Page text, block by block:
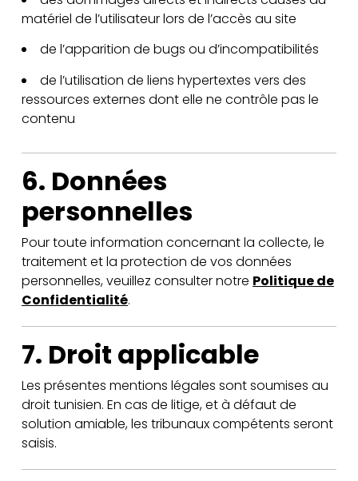
matériel de l’utilisateur lors de l’accès au site
de l’apparition de bugs ou d’incompatibilités
de l’utilisation de liens hypertextes vers des
ressources externes dont elle ne contrôle pas le
contenu
6. Données
personnelles
Pour toute information concernant la collecte, le
traitement et la protection de vos données
personnelles, veuillez consulter notre Politique de
Confidentialité.
7. Droit applicable
Les présentes mentions légales sont soumises au
droit tunisien. En cas de litige, et à défaut de
solution amiable, les tribunaux compétents seront
saisis.